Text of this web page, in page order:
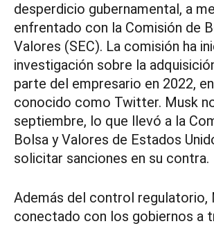
desperdicio gubernamental, a
enfrentado con la Comisión de
Valores (SEC). La comisión ha
investigación sobre la
parte del empresario en 2022,
conocido como Twitter. Musk
septiembre, lo que llevó a la
Bolsa y Valores de Estados
solicitar sanciones en su contra.
Además del control regulatorio,
conectado con los gobiernos a